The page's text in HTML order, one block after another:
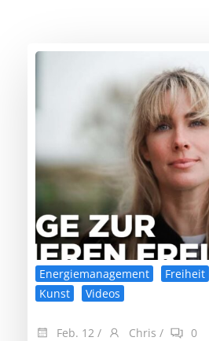
Energiemanagement Freiheit
Kunst
Videos
Feb. 12 / Chris / 0